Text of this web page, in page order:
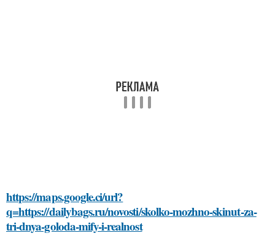
https://maps.google.ci/url?
q=https://dailybags.ru/novosti/skolko-mozhno-skinut-za-
tri-dnya-goloda-mify-i-realnost